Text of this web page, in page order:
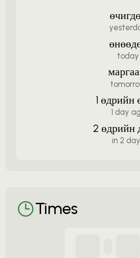
today
1 өдрийн
1 day
2 өдрийн
in 2
Times